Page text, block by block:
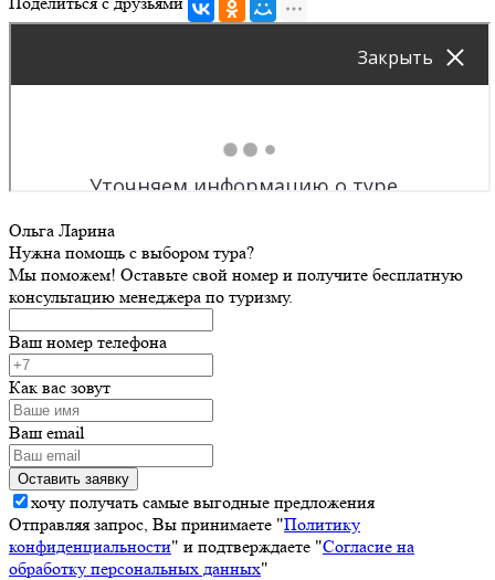
Ольга Ларина
Нужна помощь с выбором тура?
Мы поможем! Оставьте свой номер и получите бесплатную
консультацию менеджера по туризму.
Ваш номер телефона
Как вас зовут
Ваш email
хочу получать самые выгодные предложения
Отправляя запрос, Вы принимаете "Политику
конфиденциальности" и подтверждаете "Согласие на
обработку персональных данных"